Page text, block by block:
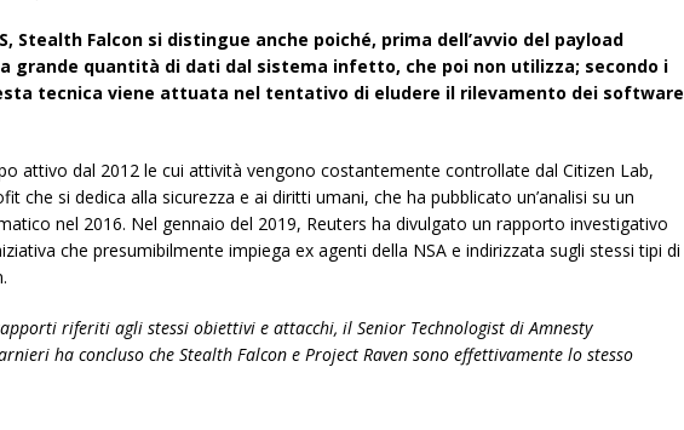
Stealth Falcon si distingue anche poiché, prima dell’avvio del payload
grande quantità di dati dal sistema infetto, che poi non utilizza; secondo i
tecnica viene attuata nel tentativo di eludere il rilevamento dei software
attivo dal 2012 le cui attività vengono costantemente controllate dal Citizen Lab,
che si dedica alla sicurezza e ai diritti umani, che ha pubblicato un’analisi su un
nel 2016. Nel gennaio del 2019, Reuters ha divulgato un rapporto investigativo
che presumibilmente impiega ex agenti della NSA e indirizzata sugli stessi tipi di
riferiti agli stessi obiettivi e attacchi, il Senior Technologist di Amnesty
ha concluso che Stealth Falcon e Project Raven sono effettivamente lo stesso